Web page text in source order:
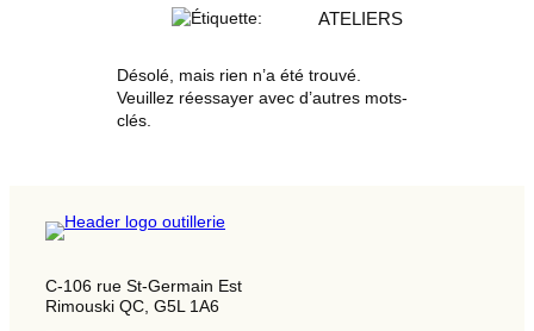
ATELIERS
Désolé, mais rien n’a été trouvé.
Veuillez réessayer avec d’autres mots-
clés.
C-106 rue St-Germain Est
Rimouski QC, G5L 1A6